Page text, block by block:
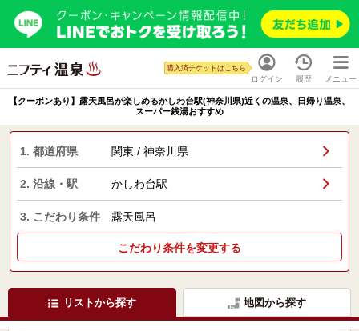
ログイン
購入済チケットはこちら
履歴 メニュー
【クーポンあり】露天風呂が楽しめるかしわ台駅(神奈川県)近くの温泉、日帰り温泉、
スーパー銭湯おすすめ
1. 都道府県 関東 / 神奈川県
2. 沿線・駅 かしわ台駅
3. こだわり条件 露天風呂
こだわり条件を変更する
リストから探す 地図から探す